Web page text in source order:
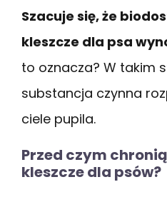
Szacuje się, że
kleszcze dla psa
to oznacza? W takim
substancja czynna
ciele pupila.
Przed czym
kleszcze dla psów?